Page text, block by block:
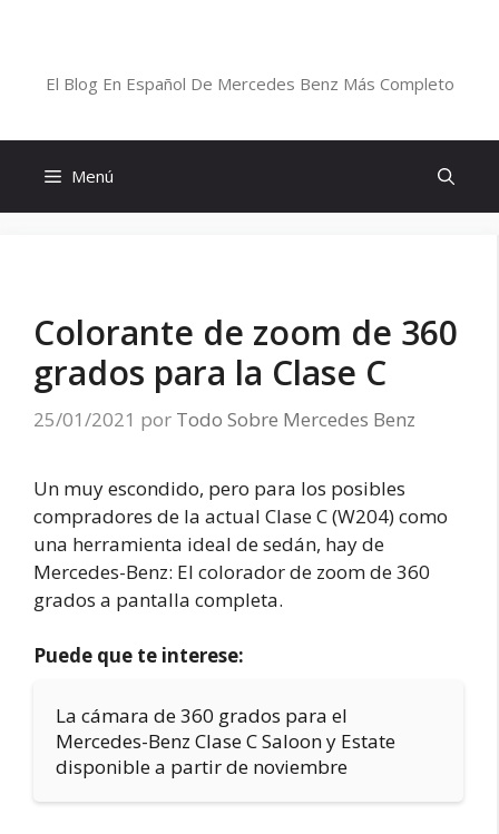
El Blog En Español De Mercedes Benz Más Completo
Menú
Colorante de zoom de 360
grados para la Clase C
25/01/2021 por Todo Sobre Mercedes Benz
Un muy escondido, pero para los posibles
compradores de la actual Clase C (W204) como
una herramienta ideal de sedán, hay de
Mercedes-Benz: El colorador de zoom de 360
grados a pantalla completa.
Puede que te interese:
La cámara de 360 grados para el
Mercedes-Benz Clase C Saloon y Estate
disponible a partir de noviembre